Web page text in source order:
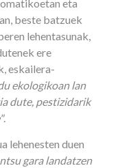
eta
beste batzuek
lehentasunak,
ere
eskailera-
ekologikoan lan
dute, pestizidarik
.
lehenesten duen
gara landatzen